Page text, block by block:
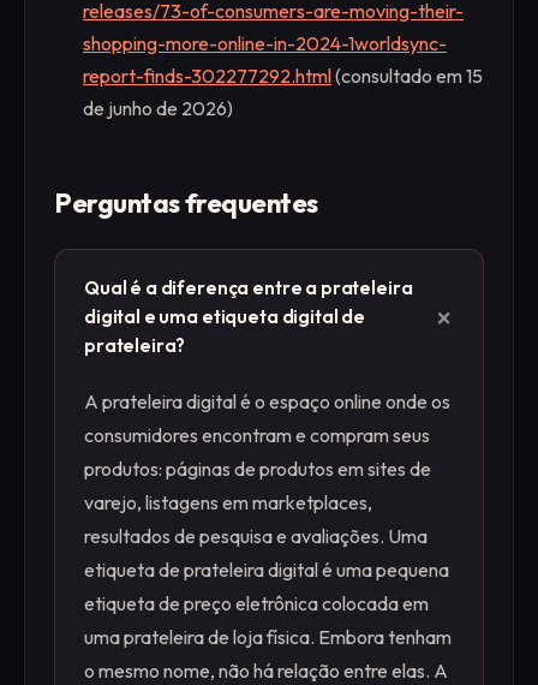
releases/73-of-consumers-are-moving-their-
shopping-more-online-in-2024-1worldsync-
report-finds-302277292.html(consultado em 15
de junho de 2026)
Perguntas frequentes
Qual é a diferença entre a prateleira
digital e uma etiqueta digital de
prateleira?
+
A prateleira digital é o espaço online onde os
consumidores encontram e compram seus
produtos: páginas de produtos em sites de
varejo, listagens em marketplaces,
resultados de pesquisa e avaliações. Uma
etiqueta de prateleira digital é uma pequena
etiqueta de preço eletrônica colocada em
uma prateleira de loja física. Embora tenham
o mesmo nome, não há relação entre elas. A